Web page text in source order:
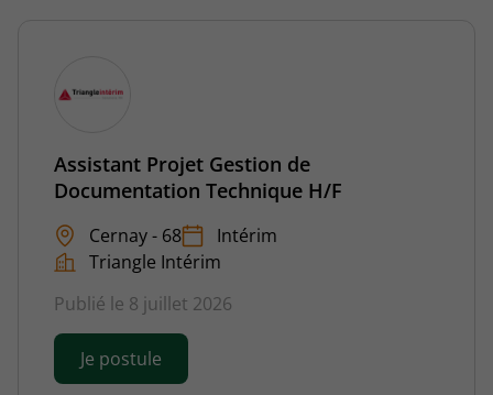
Assistant Projet Gestion de
Documentation Technique H/F
Cernay - 68
Intérim
Triangle Intérim
Publié le 8 juillet 2026
Je postule